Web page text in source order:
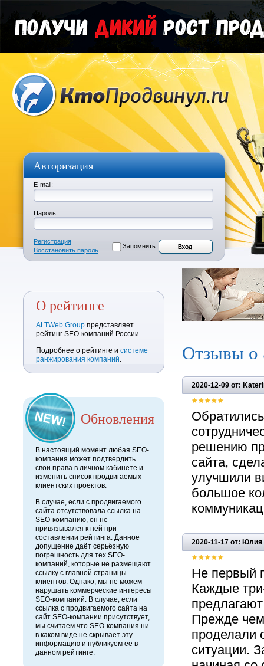
Авторизация
E-mail:
Пароль:
Регистрация
Восстановить пароль
Запомнить
О рейтинге
ALTWeb Group представляет
рейтинг SEO-компаний России.
Подробнее о рейтинге и системе
ранжирования компаний.
Обновления
В настоящий момент любая SEO-
компания может подтвердить
свои права в личном кабинете и
изменить список продвигаемых
клиентских проектов.
В случае, если с продвигаемого
сайта отсутствовала ссылка на
SEO-компанию, он не
привязывался к ней при
составлении рейтинга. Данное
допущение даёт серьёзную
погрешность для тех SEO-
компаний, которые не размещают
ссылку с главной страницы
клиентов. Однако, мы не можем
нарушать коммерческие интересы
SEO-компаний. В случае, если
ссылка с продвигаемого сайта на
сайт SEO-компании присутствует,
мы считаем что SEO-компания ни
в каком виде не скрывает эту
информацию и публикуем её в
данном рейтинге.
Отзывы о
2020-12-09 от:
решению
сайта,
улучшили
большое
2020-11-17 от: Юлия
Не первый
Каждые
Прежде чем
проделали
ситуации.